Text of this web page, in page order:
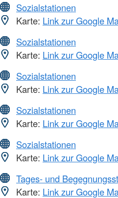
Sozialstationen
Karte: Link zur Google
Sozialstationen
Karte: Link zur Google
Sozialstationen
Karte: Link zur Google
Sozialstationen
Karte: Link zur Google
Sozialstationen
Karte: Link zur Google
Tages- und
Karte: Link zur Google